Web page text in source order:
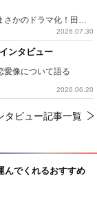
んでくれるおすすめ
2026.07.30
ンタビュー
像について語る
2026.06.20
タビュー記事一覧